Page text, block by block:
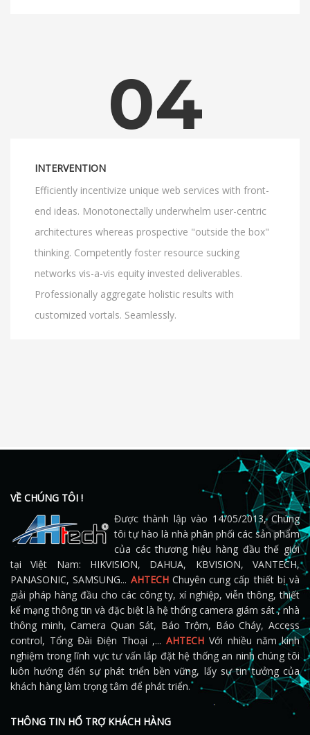
04
INTERVENTION
Efficiently incentivize unique web services with front-
end ideas. Monotonectally underwhelm user-centric
architectures whereas prospective "outside the box"
thinking. Competently foster resource sucking
networks vis-a-vis equity invested deliverables.
Professionally aggregate holistic results with
customized vortals. Seamlessly.
VỀ CHÚNG TÔI !
Được thành lập vào 14/05/2013, Chúng
tôi tự hào là nhà phân phối các sản phẩm
của các thương hiệu hàng đầu thế giới
tại Việt Nam: HIKVISION, DAHUA, KBVISION, VANTECH,
PANASONIC, SAMSUNG... AHTECH Chuyên cung cấp thiết bị và
giải pháp hàng đầu cho các công ty, xí nghiệp, viễn thông, thiết
kế mạng thông tin và đặc biệt là hệ thống camera giám sát , nhà
thông minh, Camera Quan Sát, Báo Trộm, Báo Cháy, Access
control, Tổng Đài Điện Thoại ,... AHTECH Với nhiều năm kinh
nghiệm trong lĩnh vực tư vấn lắp đặt hệ thống an ninh chúng tôi
luôn hướng đến sự phát triển bền vững, lấy sự tin tưởng của
khách hàng làm trọng tâm để phát triển.
THÔNG TIN HỔ TRỢ KHÁCH HÀNG